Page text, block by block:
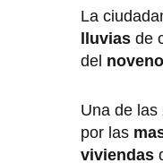
La
lluvias de
del
Una de las
por las
viviendas